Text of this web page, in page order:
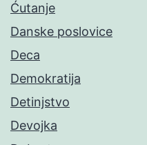
Ćutanje
Danske poslovice
Deca
Demokratija
Detinjstvo
Devojka